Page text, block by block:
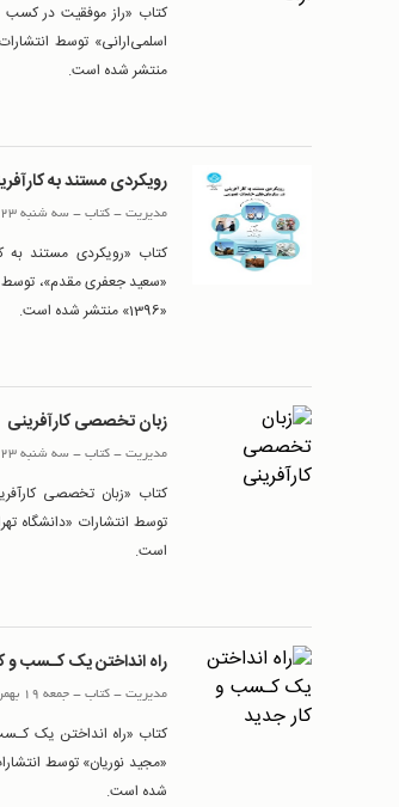
کتاب «راز موفقیت در کسب
منتشر شده است.
رویکردی مستند به
مدیریت-کتاب- سه شنبه 23 بهمن 1397
کتاب «رویکردی مستند به
«1396» منتشر شده است.
زبان تخصصی کارآفرینی
مدیریت-کتاب- سه شنبه 23 بهمن 1397
کتاب «زبان تخصصی
است.
راه انداختن یک کـسب و
مدیریت-کتاب-جمعه 19 بهمن 1397
کتاب «راه انداختن یک
شده است.